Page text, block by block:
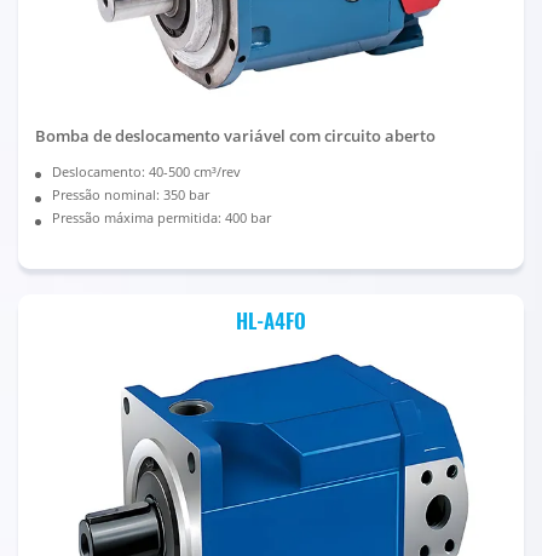
Bomba de deslocamento variável com circuito aberto
Deslocamento: 40-500 cm³/rev
Pressão nominal: 350 bar
Pressão máxima permitida: 400 bar
HL-A4FO